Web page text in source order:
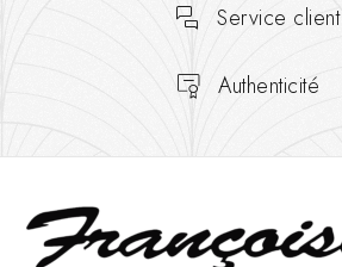
Service client
Authenticité